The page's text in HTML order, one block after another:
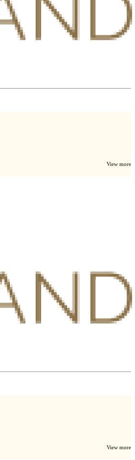
View more
View more